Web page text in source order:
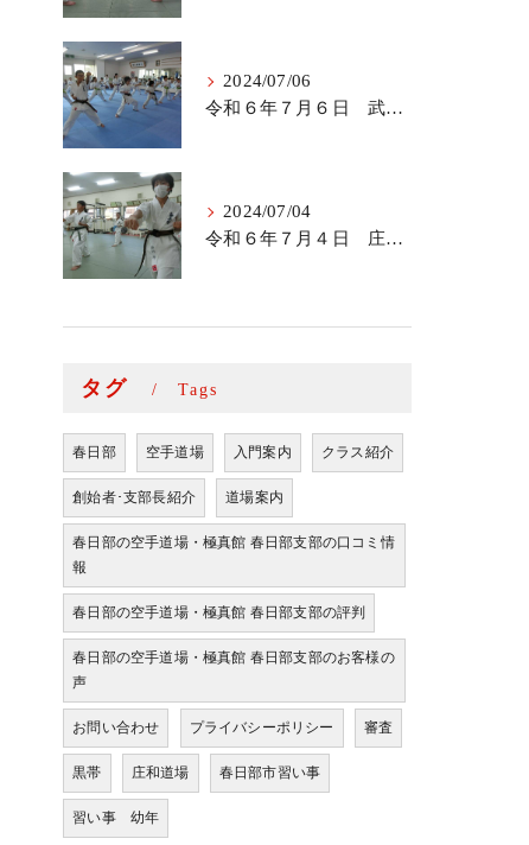
2024/07/06
令和６年７月６日 武里道場少年部
2024/07/04
令和６年７月４日 庄和道場の稽古
タグ Tags
春日部 空手道場 入門案内 クラス紹介
創始者･支部長紹介 道場案内
春日部の空手道場・極真館 春日部支部の口コミ情
報
春日部の空手道場・極真館 春日部支部の評判
春日部の空手道場・極真館 春日部支部のお客様の
声
お問い合わせ プライバシーポリシー 審査
黒帯 庄和道場 春日部市習い事
習い事 幼年